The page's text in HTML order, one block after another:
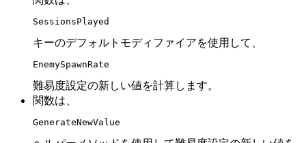
SessionsPlayed
キーのデフォルトモディファイアを使用して、
EnemySpawnRate
難易度設定の新しい値を計算します。
関数は、
GenerateNewValue